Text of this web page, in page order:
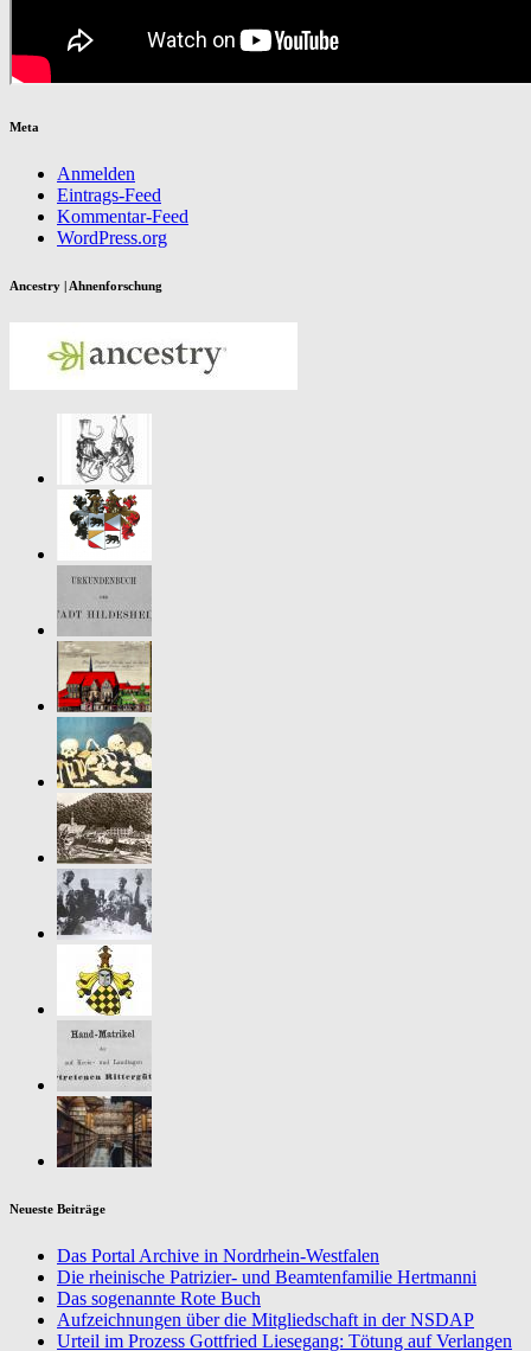
Meta
Anmelden
Eintrags-Feed
Kommentar-Feed
WordPress.org
Ancestry | Ahnenforschung
Neueste Beiträge
Das Portal Archive in Nordrhein-Westfalen
Die rheinische Patrizier- und Beamtenfamilie Hertmanni
Das sogenannte Rote Buch
Aufzeichnungen über die Mitgliedschaft in der NSDAP
Urteil im Prozess Gottfried Liesegang: Tötung auf Verlangen